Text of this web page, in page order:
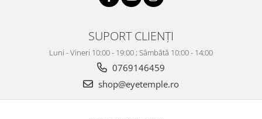
SUPORT CLIENȚI
Luni - Vineri 10:00 - 19:00 ; Sâmbătă 10:00 - 14:00
0769146459
shop@eyetemple.ro